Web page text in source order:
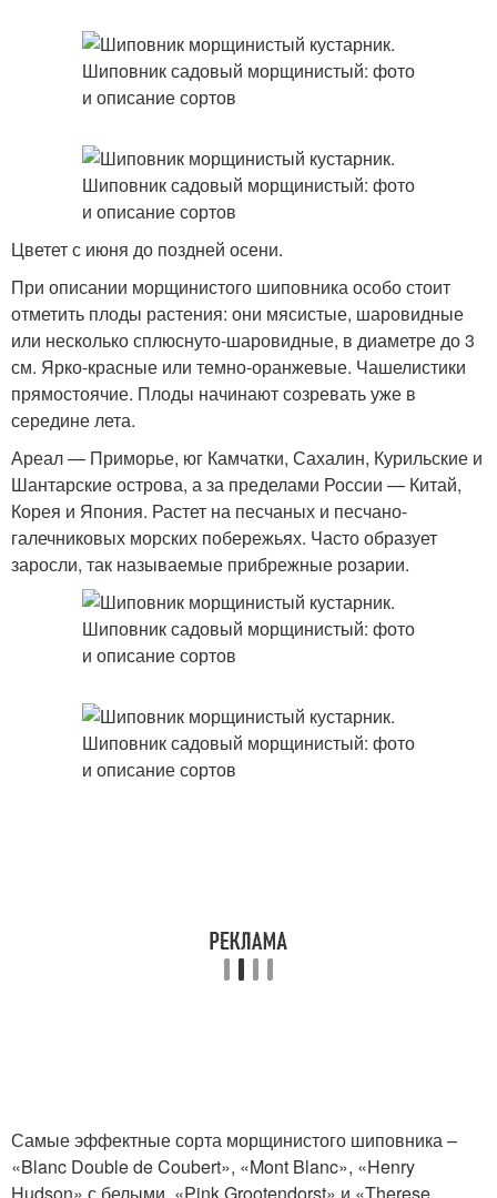
Цветет с июня до поздней осени.
При описании морщинистого шиповника особо стоит
отметить плоды растения: они мясистые, шаровидные
или несколько сплюснуто-шаровидные, в диаметре до 3
см. Ярко-красные или темно-оранжевые. Чашелистики
прямостоячие. Плоды начинают созревать уже в
середине лета.
Ареал — Приморье, юг Камчатки, Сахалин, Курильские и
Шантарские острова, а за пределами России — Китай,
Корея и Япония. Растет на песчаных и песчано-
галечниковых морских побережьях. Часто образует
заросли, так называемые прибрежные розарии.
Самые эффектные сорта морщинистого шиповника –
«Blanc Double de Coubert», «Mont Blanc», «Henry